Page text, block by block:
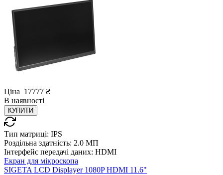
Ціна 17777 ₴
В наявності
КУПИТИ
Тип матриці: IPS
Роздільна здатність: 2.0 МП
Інтерфейс передачі даних: HDMI
Екран для мікроскопа
SIGETA LCD Displayer 1080P HDMI 11.6"